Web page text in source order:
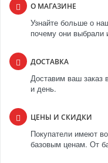
О МАГАЗИНЕ
Узнайте больше о
почему они выбрали
ДОСТАВКА
Доставим ваш заказ
и день.
ЦЕНЫ И СКИДКИ
Покупатели имеют
базовым ценам. От